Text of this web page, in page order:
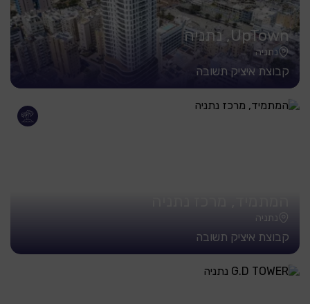
UpTown, נתניה
נתניה
קבוצת איציק תשובה
נתניה
קבוצת איציק תשובה